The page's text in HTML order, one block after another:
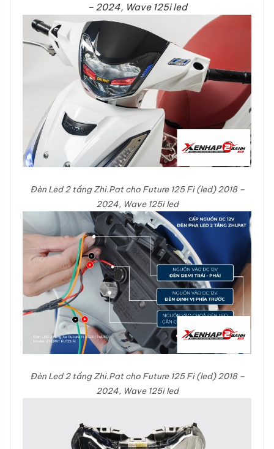
– 2024, Wave 125i led
Đèn Led 2 tầng Zhi.Pat cho Future 125 Fi (led) 2018 –
2024, Wave 125i led
Đèn Led 2 tầng Zhi.Pat cho Future 125 Fi (led) 2018 –
2024, Wave 125i led